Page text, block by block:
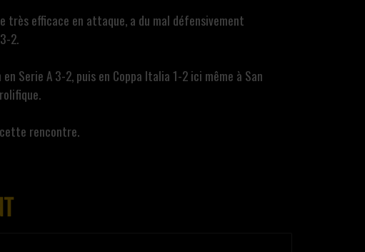
très efficace en attaque, a du mal défensivement
2.
Serie A 3-2, puis en Coppa Italia 1-2 ici même à San
rencontre.